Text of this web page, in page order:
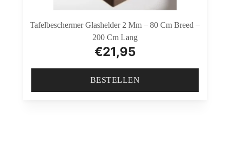
Tafelbeschermer Glashelder 2 Mm – 80 Cm Breed –
200 Cm Lang
€21,95
BESTELLEN